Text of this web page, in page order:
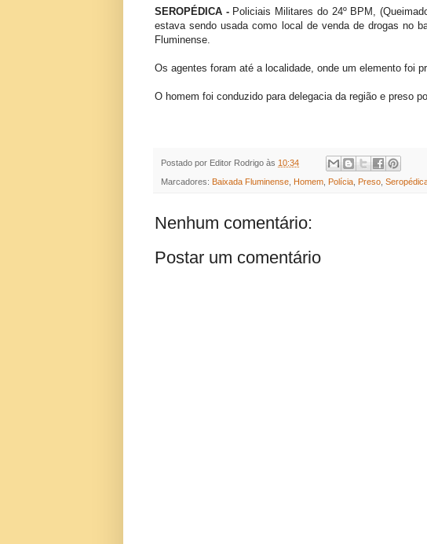
SEROPÉDICA -Policiais Militares do 24º BPM,
estava sendo usada como local de venda de drogasno
Fluminense.
Os agentes foram até a localidade, onde um elemento foi
O homem foi conduzido para delegacia da região e preso
Postado por Editor Rodrigo às 10:34
Marcadores: Baixada Fluminense Homem Polícia Preso
Nenhum comentário:
Postar um comentário